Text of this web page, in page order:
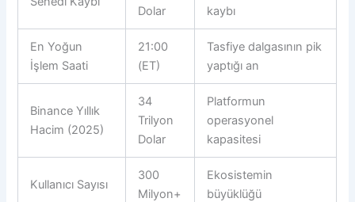
Dolar
kaybı
En Yoğun
İşlem Saati
21:00
(ET)
Tasfiye dalgasının pik
yaptığı an
Binance Yıllık
Hacim (2025)
34
Trilyon
Dolar
Platformun
operasyonel
kapasitesi
Kullanıcı Sayısı
300
Milyon+
Ekosistemin
büyüklüğü